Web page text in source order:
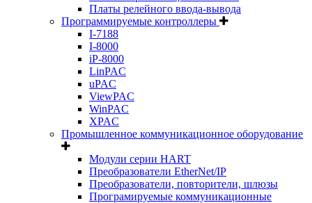
Платы релейного ввода-вывода
Программируемые контроллеры
I-7188
I-8000
iP-8000
LinPAC
uPAC
ViewPAC
WinPAC
XPAC
Промышленное коммуникационное оборудование
Модули серии HART
Преобразователи EtherNet/IP
Преобразователи, повторители, шлюзы
Програмируемые коммуникационные